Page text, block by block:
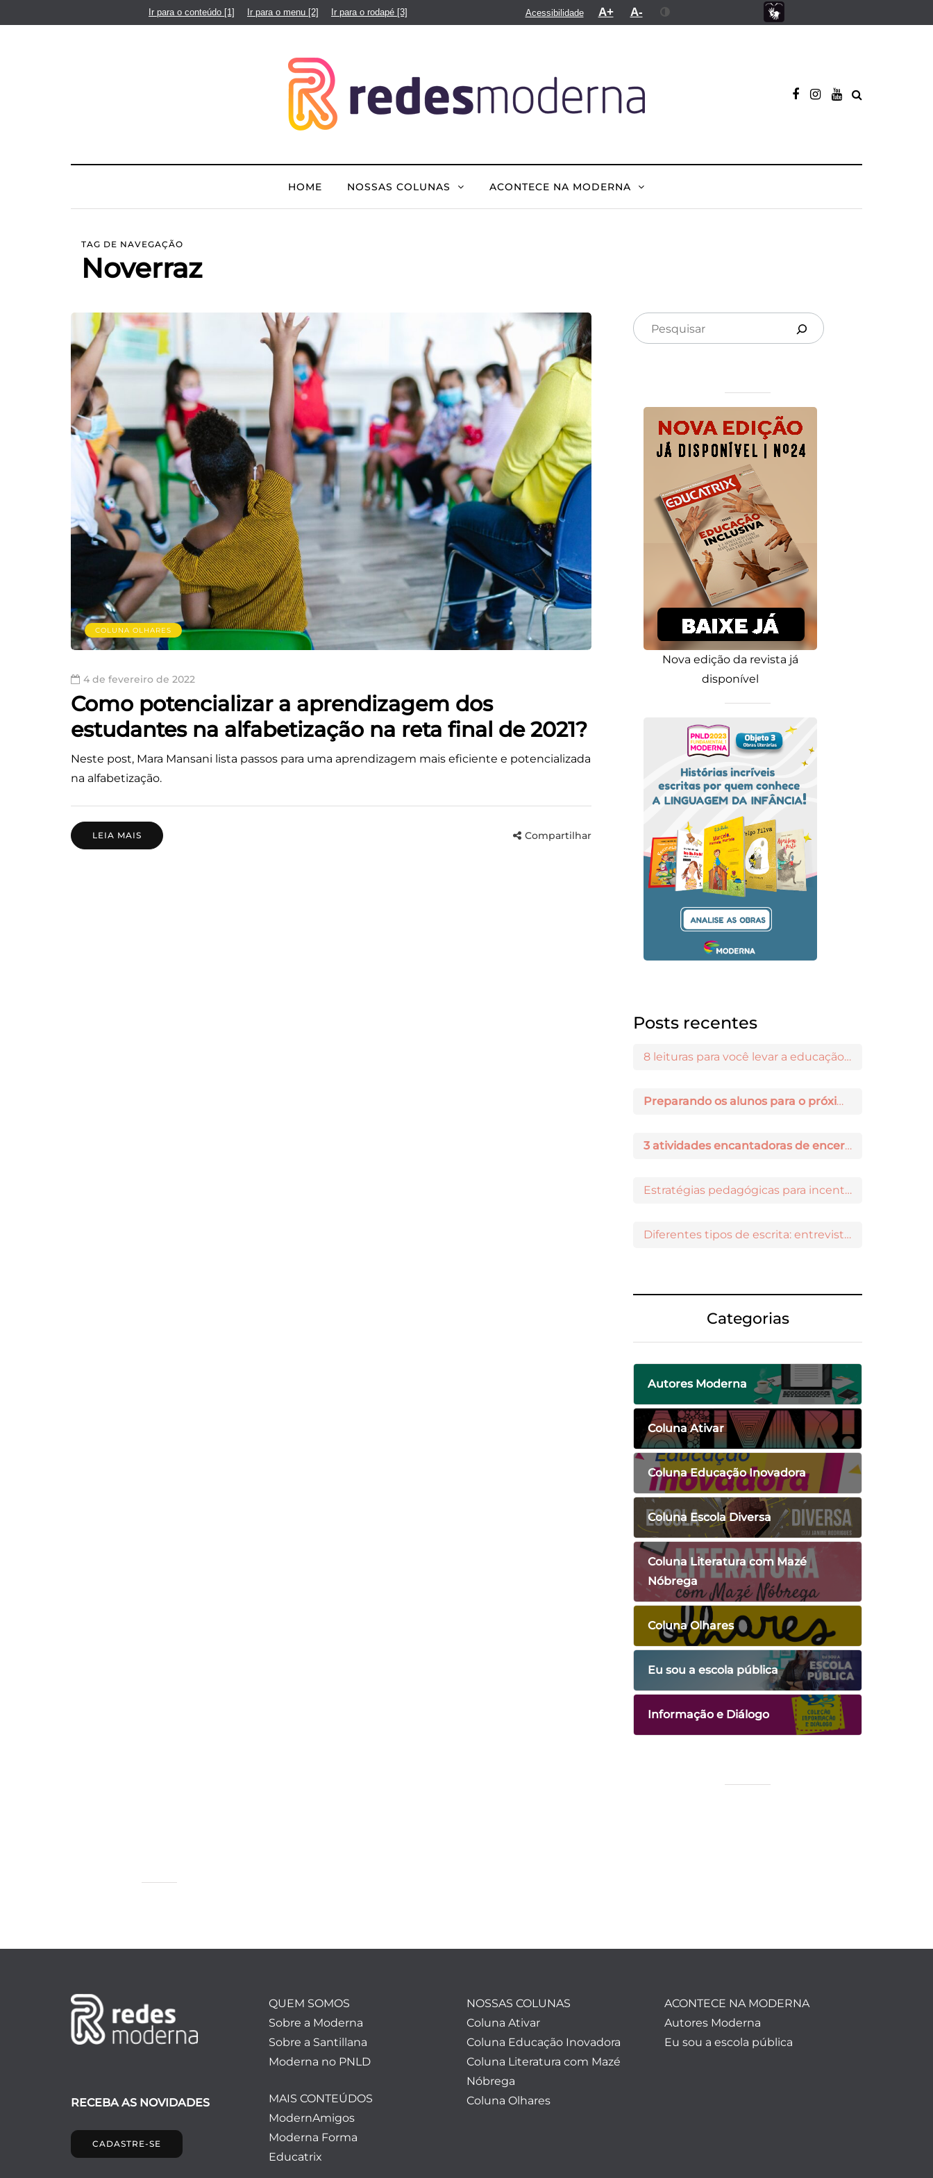
Ir para o conteúdo [1] Ir para o menu [2] Ir para o rodapé [3] Acessibilidade A+ A-
HOME NOSSAS COLUNAS ACONTECE NA MODERNA
TAG DE NAVEGAÇÃO
Noverraz
COLUNA OLHARES
4 de fevereiro de 2022
Como potencializar a aprendizagem dos
estudantes na alfabetização na reta final de 2021?
Neste post, Mara Mansani lista passos para uma aprendizagem mais eficiente e potencializada
na alfabetização.
LEIA MAIS Compartilhar
Nova edição da revista já
disponível
Posts recentes
8 leituras para você levar a educação maker para a sala de aula
Preparando os alunos para o próximo ano: 3 dicas práticas
3 atividades encantadoras de encerramento de ano letivo
Estratégias pedagógicas para incentivar a iniciação científica entre os estudantes
Diferentes tipos de escrita: entrevista com Ricardo Prado
Categorias
Autores Moderna
Coluna Ativar
Coluna Educação Inovadora
Coluna Escola Diversa
Coluna Literatura com Mazé
Nóbrega
Coluna Olhares
Eu sou a escola pública
Informação e Diálogo
RECEBA AS NOVIDADES
CADASTRE-SE
QUEM SOMOS
Sobre a Moderna
Sobre a Santillana
Moderna no PNLD
MAIS CONTEÚDOS
ModernAmigos
Moderna Forma
Educatrix
NOSSAS COLUNAS
Coluna Ativar
Coluna Educação Inovadora
Coluna Literatura com Mazé
Nóbrega
Coluna Olhares
ACONTECE NA MODERNA
Autores Moderna
Eu sou a escola pública